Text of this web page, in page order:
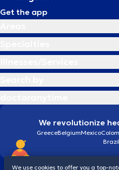
Get the app
We revolutionize
GreeceBelgiumMexico
Brazil
We use cookies to offer you a top-